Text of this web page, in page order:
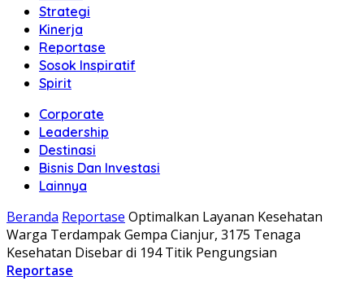
Strategi
Kinerja
Reportase
Sosok Inspiratif
Spirit
Corporate
Leadership
Destinasi
Bisnis Dan Investasi
Lainnya
Beranda Reportase Optimalkan Layanan Kesehatan
Warga Terdampak Gempa Cianjur, 3175 Tenaga
Kesehatan Disebar di 194 Titik Pengungsian
Reportase